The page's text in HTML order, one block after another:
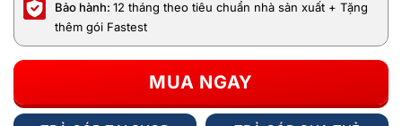
Bảo hành: 12 tháng theo tiêu chuẩn nhà sản xuất + Tặng
thêm gói Fastest
MUA NGAY